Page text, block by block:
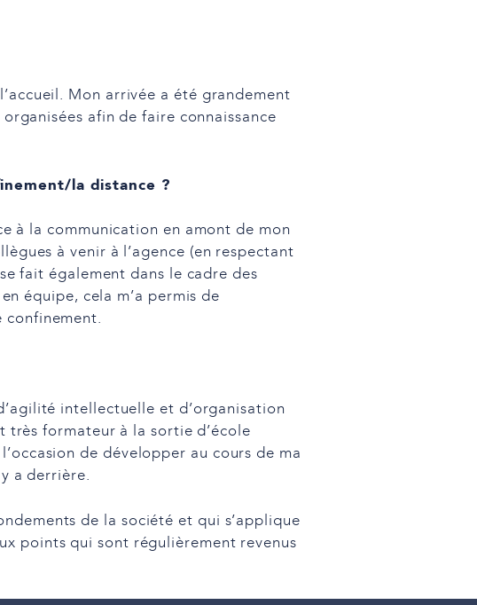
Mon arrivée a été grandement
afin de faire connaissance
la distance ?
à la communication en amont de mon
à venir à l’agence (en respectant
fait également dans le cadre des
équipe, cela m’a permis de
confinement.
intellectuelle et d’organisation
formateur à la sortie d’école
de développer au cours de ma
a derrière.
de la société et qui s’applique
points qui sont régulièrement revenus